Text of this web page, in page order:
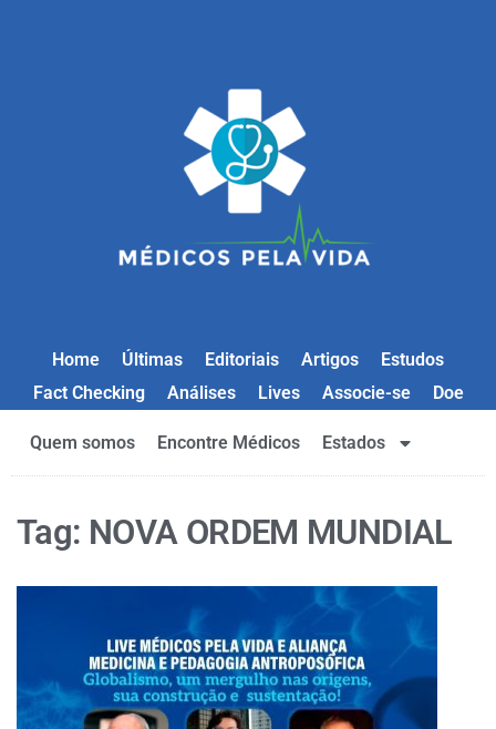
Home Últimas Editoriais Artigos
Estudos
Fact Checking
Análises Lives Associe-se Doe
Quem somos Encontre Médicos Estados
Tag: NOVA ORDEM MUNDIAL